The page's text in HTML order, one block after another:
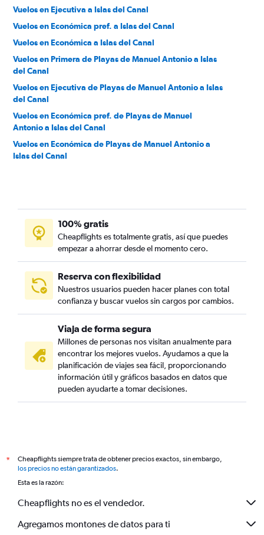
Vuelos en Ejecutiva a Islas del Canal
Vuelos en Económica pref. a Islas del Canal
Vuelos en Económica a Islas del Canal
Vuelos en Primera de Playas de Manuel Antonio a Islas
del Canal
Vuelos en Ejecutiva de Playas de Manuel Antonio a Islas
del Canal
Vuelos en Económica pref. de Playas de Manuel
Antonio a Islas del Canal
Vuelos en Económica de Playas de Manuel Antonio a
Islas del Canal
100% gratis
Cheapflights es totalmente gratis, así que puedes
empezar a ahorrar desde el momento cero.
Reserva con flexibilidad
Nuestros usuarios pueden hacer planes con total
confianza y buscar vuelos sin cargos por cambios.
Viaja de forma segura
Millones de personas nos visitan anualmente para
encontrar los mejores vuelos. Ayudamos a que la
planificación de viajes sea fácil, proporcionando
información útil y gráficos basados en datos que
pueden ayudarte a tomar decisiones.
*
Cheapflights siempre trata de obtener precios exactos, sin embargo,
los precios no están garantizados.
Esta es la razón:
Cheapflights no es el vendedor.
Agregamos montones de datos para ti